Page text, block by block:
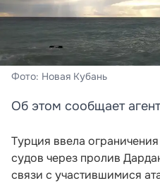
Фото: Новая Кубань
Об этом сообщает
Турция ввела
судов через пролив
связи с участившимися